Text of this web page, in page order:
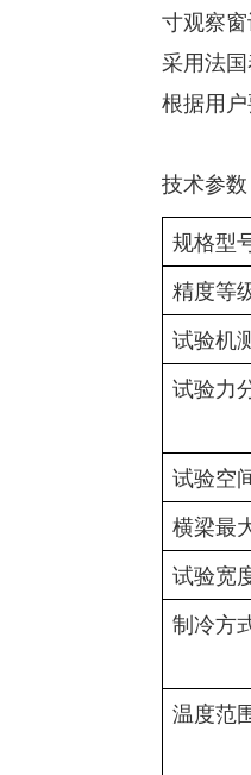
寸观察
采用法
根据用
技术参数
规格型
精度等
试验机
试验力
试验空
横梁最
试验宽
制冷方
温度范